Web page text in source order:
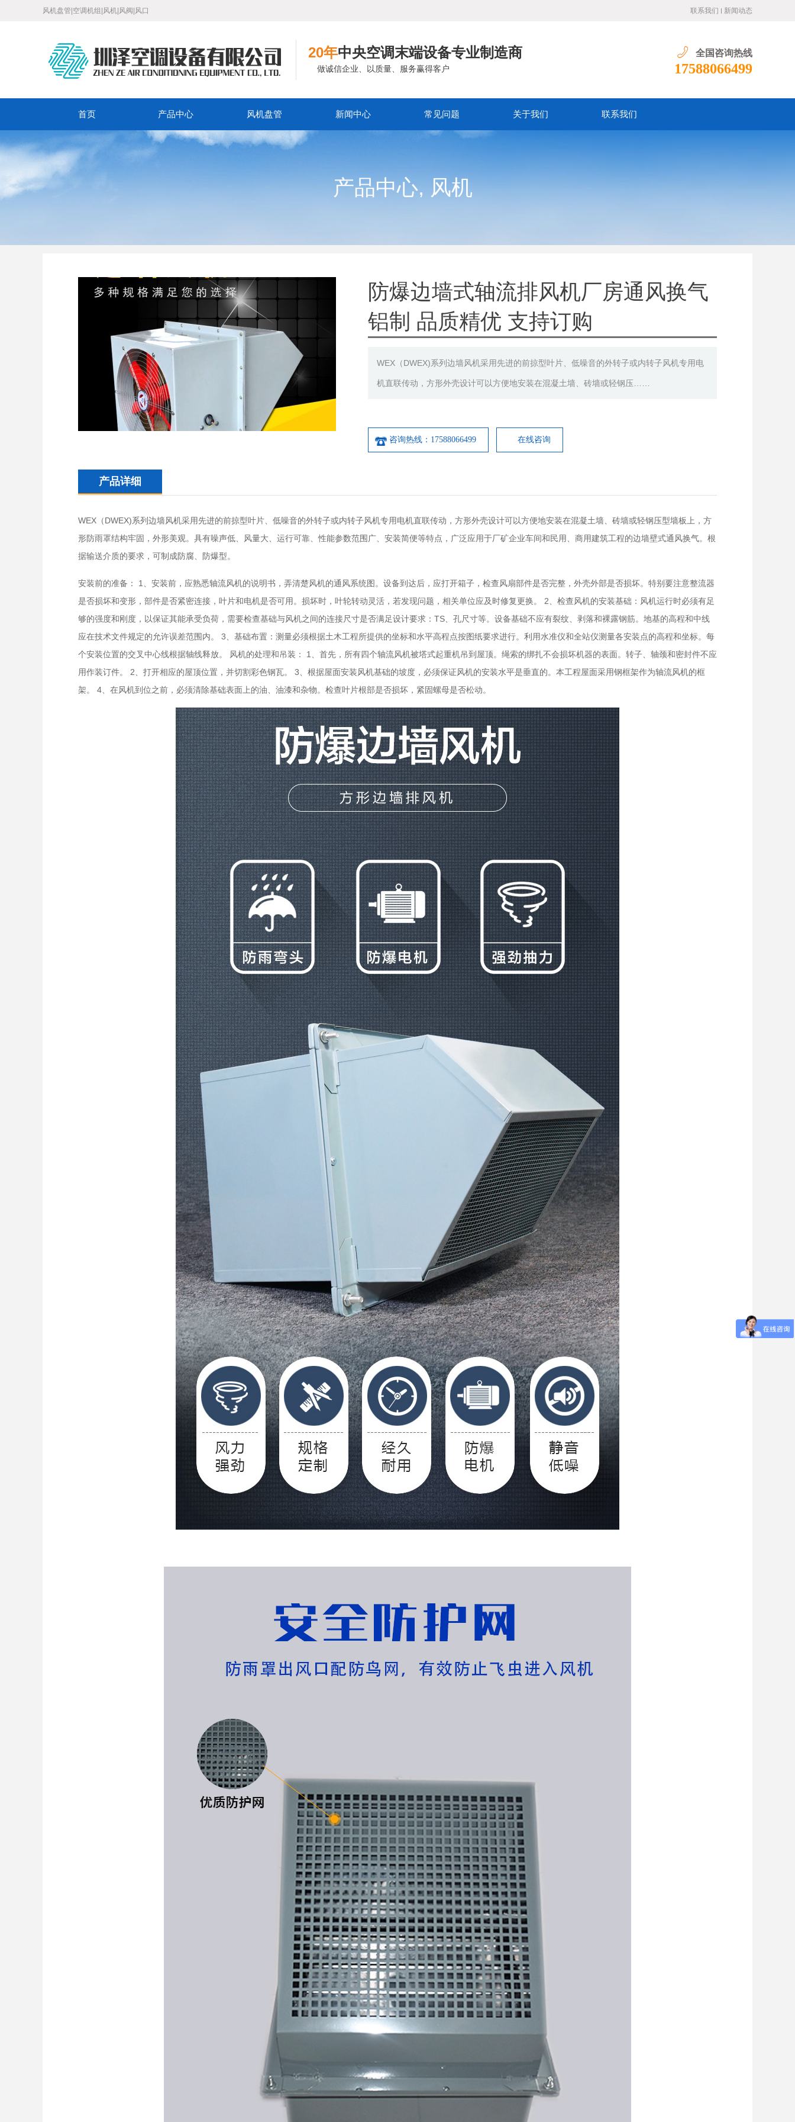
风机盘管|空调机组|风机|风阀|风口 联系我们 新闻动态
20年中央空调末端设备专业制造商
做诚信企业、以质量、服务赢得客户
全国咨询热线
17588066499
首页 产品中心 风机盘管 新闻中心 常见问题 关于我们 联系我们
产品中心,风机
防爆边墙式轴流排风机厂房通风换气
铝制 品质精优 支持订购
WEX（DWEX)系列边墙风机采用先进的前掠型叶片、低噪音的外转子或内转子风机专用电
机直联传动，方形外壳设计可以方便地安装在混凝土墙、砖墙或轻钢压……
咨询热线：17588066499 在线咨询
产品详细
WEX（DWEX)系列边墙风机采用先进的前掠型叶片、低噪音的外转子或内转子风机专用电机直联传动，方形外壳设计可以方便地安装在混凝土墙、砖墙或轻钢压型墙板上，方
形防雨罩结构牢固，外形美观。具有噪声低、风量大、运行可靠、性能参数范围广、安装简便等特点，广泛应用于厂矿企业车间和民用、商用建筑工程的边墙壁式通风换气。根
据输送介质的要求，可制成防腐、防爆型。
安装前的准备： 1、安装前，应熟悉轴流风机的说明书，弄清楚风机的通风系统图。设备到达后，应打开箱子，检查风扇部件是否完整，外壳外部是否损坏。特别要注意整流器
是否损坏和变形，部件是否紧密连接，叶片和电机是否可用。损坏时，叶轮转动灵活，若发现问题，相关单位应及时修复更换。 2、检查风机的安装基础：风机运行时必须有足
够的强度和刚度，以保证其能承受负荷，需要检查基础与风机之间的连接尺寸是否满足设计要求：TS、孔尺寸等。设备基础不应有裂纹、剥落和裸露钢筋。地基的高程和中线
应在技术文件规定的允许误差范围内。 3、基础布置：测量必须根据土木工程所提供的坐标和水平高程点按图纸要求进行。利用水准仪和全站仪测量各安装点的高程和坐标。每
个安装位置的交叉中心线根据轴线释放。 风机的处理和吊装： 1、首先，所有四个轴流风机被塔式起重机吊到屋顶。绳索的绑扎不会损坏机器的表面。转子、轴颈和密封件不应
用作装订件。 2、打开相应的屋顶位置，并切割彩色钢瓦。 3、根据屋面安装风机基础的坡度，必须保证风机的安装水平是垂直的。本工程屋面采用钢框架作为轴流风机的框
架。 4、在风机到位之前，必须清除基础表面上的油、油漆和杂物。检查叶片根部是否损坏，紧固螺母是否松动。